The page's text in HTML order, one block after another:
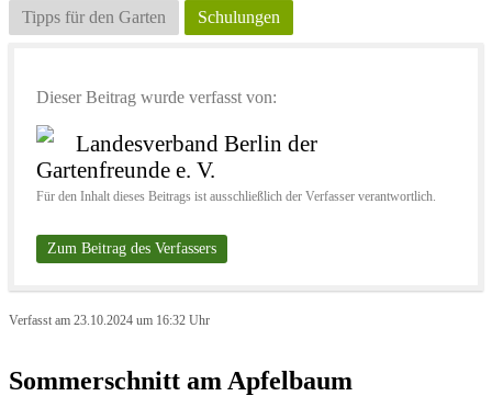
Tipps für den Garten Schulungen
Dieser Beitrag wurde verfasst von:
Landesverband Berlin der
Gartenfreunde e. V.
Für den Inhalt dieses Beitrags ist ausschließlich der Verfasser verantwortlich.
Zum Beitrag des Verfassers
Verfasst am 23.10.2024 um 16:32 Uhr
Sommerschnitt am Apfelbaum